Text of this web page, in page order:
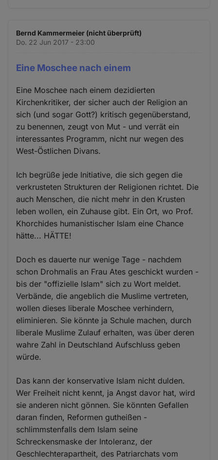
Bernd Kammermeier (nicht überprüft)
Do. 22 Jun 2017 - 23:00
Eine Moschee nach einem
Eine Moschee nach einem dezidierten
Kirchenkritiker, der sicher auch der Religion an
sich (und sogar Gott?) kritisch gegenüberstand,
zu benennen, zeugt von Mut - und verrät ein
interessantes Programm, nicht nur wegen des
West-Östlichen Divans.
Ich begrüße jede Initiative, die sich gegen die
verkrusteten Strukturen der Religionen richtet. Die
auch Menschen, die nicht mehr in den Krusten
leben wollen, ein Zuhause gibt. Ein Ort, wo Prof.
Khorchides humanistischer Islam eine Chance
hätte... HÄTTE!
Doch es dauerte nur wenige Tage - nachdem
schon Drohmalis an Frau Ates geschickt wurden -
bis der "offizielle Islam" sich zu Wort meldet.
Verbände, die angeblich die Muslime vertreten,
wollen dieses liberale Moschee verhindern,
eliminieren. Sie könnte ja Schule machen, durch
liberale Muslime Zulauf erhalten, was über deren
wahre Zahl in Deutschland Aufschluss geben
würde.
Das kann der konservative Islam nicht dulden.
Wer Freiheit nicht kennt, ja Angst davor hat, wird
sie anderen nicht gönnen. Sie könnten Gefallen
daran finden, Reformen gutheißen -
schlimmstenfalls dem Islam seine
Schreckensmaske der Intoleranz, der
Geschlechterapartheit, des Patriarchats vom